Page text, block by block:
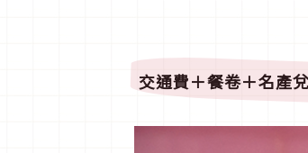
交通費＋餐卷＋名產